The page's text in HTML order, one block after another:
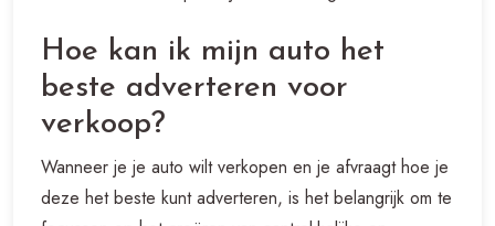
Hoe kan ik mijn auto het
beste adverteren voor
verkoop?
Wanneer je je auto wilt verkopen en je afvraagt hoe je
deze het beste kunt adverteren, is het belangrijk om te